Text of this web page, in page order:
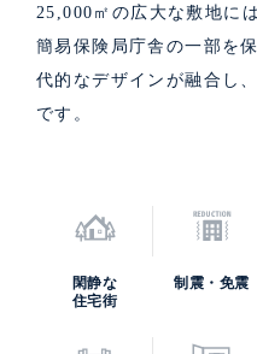
25,000㎡の広大な敷地に
簡易保険局庁舎の一部を
代的なデザインが融合し
です。
閑静な
住宅街
制震・免震